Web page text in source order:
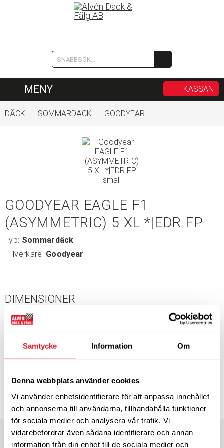
Samtycke Information Om
Denna webbplats använder cookies
Vi använder enhetsidentifierare för att anpassa innehållet
och annonserna till användarna, tillhandahålla funktioner
för sociala medier och analysera vår trafik. Vi
vidarebefordrar även sådana identifierare och annan
information från din enhet till de sociala medier och
MENY KASSAN
DÄCK SOMMARDÄCK GOODYEAR
GOODYEAR EAGLE F1
(ASYMMETRIC) 5 XL *|EDR FP
Typ: Sommardäck
Tillverkare: Goodyear
DIMENSIONER
Bredd 245
Hast.index Y EU-märkning
12-15 dagars leveranstid
KÖP
3 115kr/st
Bredd 255 Profil 35
Tum 20” Bel.index 97